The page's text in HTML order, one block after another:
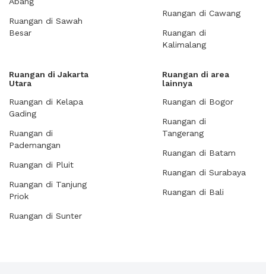
Ruangan di Sawah
Besar
Ruangan di Cawang
Ruangan di
Kalimalang
Ruangan di Jakarta
Utara
Ruangan di Kelapa
Gading
Ruangan di
Pademangan
Ruangan di Pluit
Ruangan di Tanjung
Priok
Ruangan di Sunter
Ruangan di area
lainnya
Ruangan di Bogor
Ruangan di
Tangerang
Ruangan di Batam
Ruangan di Surabaya
Ruangan di Bali